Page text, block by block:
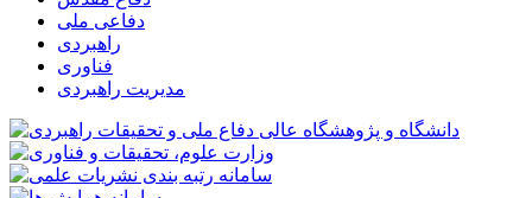
دفاعی ملی
راهبردی
فناوری
مدیریت راهبردی